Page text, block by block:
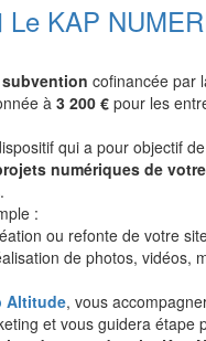
Le KAP
subvention cofinancée par
à 3 200 €pour les
qui a pour objectif
numériques de
:
ou refonte de votre
de photos, vidéos,
Altitude, vous
et vous guidera étape